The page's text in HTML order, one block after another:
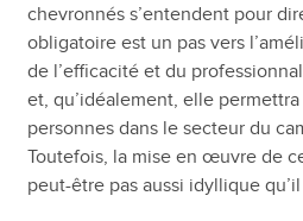
chevronnés s’entendent pour
obligatoire est un pas vers
de l’efficacité et du
et, qu’idéalement, elle
personnes dans le secteur du
Toutefois, la mise en œuvre de
peut-être pas aussi idyllique qu’il